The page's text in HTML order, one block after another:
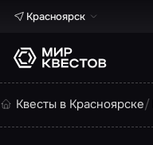
Красноярск
Квесты в Красноярске